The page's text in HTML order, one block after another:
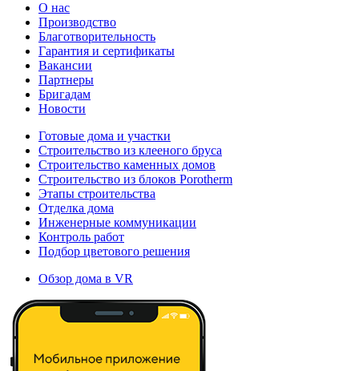
О нас
Производство
Благотворительность
Гарантия и сертификаты
Вакансии
Партнеры
Бригадам
Новости
Готовые дома и участки
Строительство из клееного бруса
Строительство каменных домов
Строительство из блоков Porotherm
Этапы строительства
Отделка дома
Инженерные коммуникации
Контроль работ
Подбор цветового решения
Обзор дома в VR